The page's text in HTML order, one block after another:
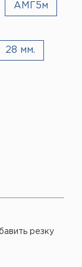
АМГ5м
28 мм.
резку